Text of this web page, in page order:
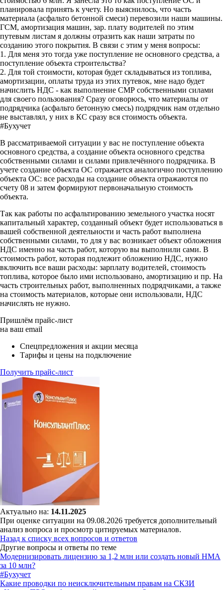
планировала принять к учету. Но выяснилось, что часть
материала (асфальто бетонной смеси) перевозили наши машины.
ГСМ, амортизация машин, зар. плату водителей по этим
путевым листам я должны отразить как наши затраты по
созданию этого покрытия. В связи с этим у меня вопросы:
1. Для меня это тогда уже поступление не основного средства, а
поступление объекта строительства?
2. Для той стоимости, которая будет складываться из топлива,
амортизации, оплаты труда из этих путевок, мне надо будет
начислить НДС - как выполнение СМР собственными силами
для своего пользования? Сразу оговорюсь, что материалы от
подрядчика (асфальто бетонную смесь) подрядчик нам отдельно
не выставлял, у них в КС сразу вся стоимость объекта.
#Бухучет
В рассматриваемой ситуации у вас не поступление объекта
основного средства, а создание объекта основного средства
собственными силами и силами привлечённого подрядчика. В
учете создание объекта ОС отражается аналогично поступлению
объекта ОС: все расходы на создание объекта отражаются по
счету 08 и затем формируют первоначальную стоимость
объекта.
Так как работы по асфальтированию земельного участка носят
капитальный характер, созданный объект будет использоваться в
вашей собственной деятельности и часть работ выполнена
собственными силами, то для у вас возникает объект обложения
НДС именно на часть работ, которую вы выполнили сами. В
стоимость работ, которая подлежит обложению НДС, нужно
включить все ваши расходы: зарплату водителей, стоимость
топлива, которое было ими использовано, амортизацию и пр. На
часть строительных работ, выполненных подрядчиками, а также
на стоимость материалов, которые они использовали, НДС
начислять не нужно.
Пришлём прайс-лист
на ваш email
Спецпредложения и акции месяца
Тарифы и цены на подключение
Получить прайс-лист
Актуально на: 14.11.2025
При оценке ситуации на 09.08.2026 требуется дополнительный
анализ вопроса и просмотр цитируемых материалов.
Назад к списку всех вопросов и ответов
Другие вопросы и ответы по теме
Модернизировать лицензию за 1,2 млн или создать новый НМА
за 10 млн?
#Бухучет
Какие проводки по неисключительным правам на СКЗИ